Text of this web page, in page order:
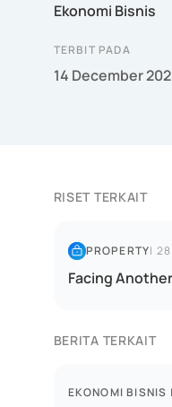
Ekonomi Bisnis
TERBIT PADA
14 December
RISET TERKAIT
PROPERTY|
Facing
BERITA TERKAIT
EKONOMI BISNIS |